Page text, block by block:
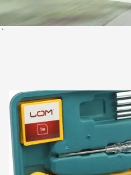
`